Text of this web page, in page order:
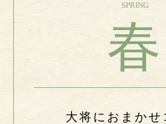
SPRING
春
大将におまかせ